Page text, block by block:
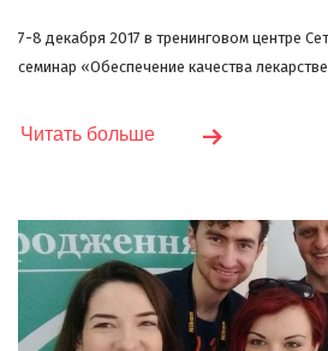
7-8 декабря 2017 в тренинговом центре
семинар «Обеспечение качества
Читать больше